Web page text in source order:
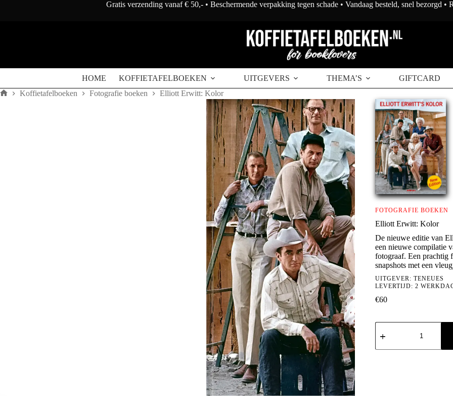
Gratis verzending vanaf € 50,- • Beschermende verpakking tegen schade • Vandaag besteld, snel bezorgd •
HOME KOFFIETAFELBOEKEN UITGEVERS THEMA’S GIFTCARD
Koffietafelboeken Fotografie boeken Elliott Erwitt: Kolor
FOTOGRAFIE BOEKEN
Elliott Erwitt: Kolor
De nieuwe editie van
een nieuwe compilatie
fotograaf. Een prachtig
snapshots met een
UITGEVER: TENEUES
LEVERTIJD: 2
€60
Elliott
Erwitt:
aantal